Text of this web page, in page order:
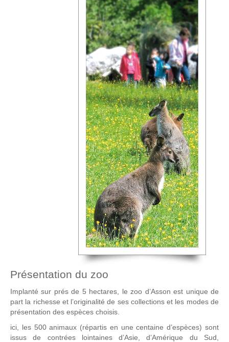
Présentation du zoo
Implanté sur prés de 5 hectares, le zoo d’Asson est unique de
part la richesse et l’originalité de ses collections et les modes de
présentation des espèces choisis.
ici, les 500 animaux (répartis en une centaine d’espèces) sont
issus de contrées lointaines d’Asie, d’Amérique du Sud,